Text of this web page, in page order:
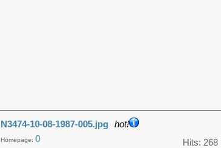
N3474-10-08-1987-005.jpg hot!
Hits: 268
Homepage: 0